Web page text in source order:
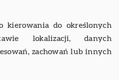
kierowania do określonych
lokalizacji, danych
zachowań lub innych